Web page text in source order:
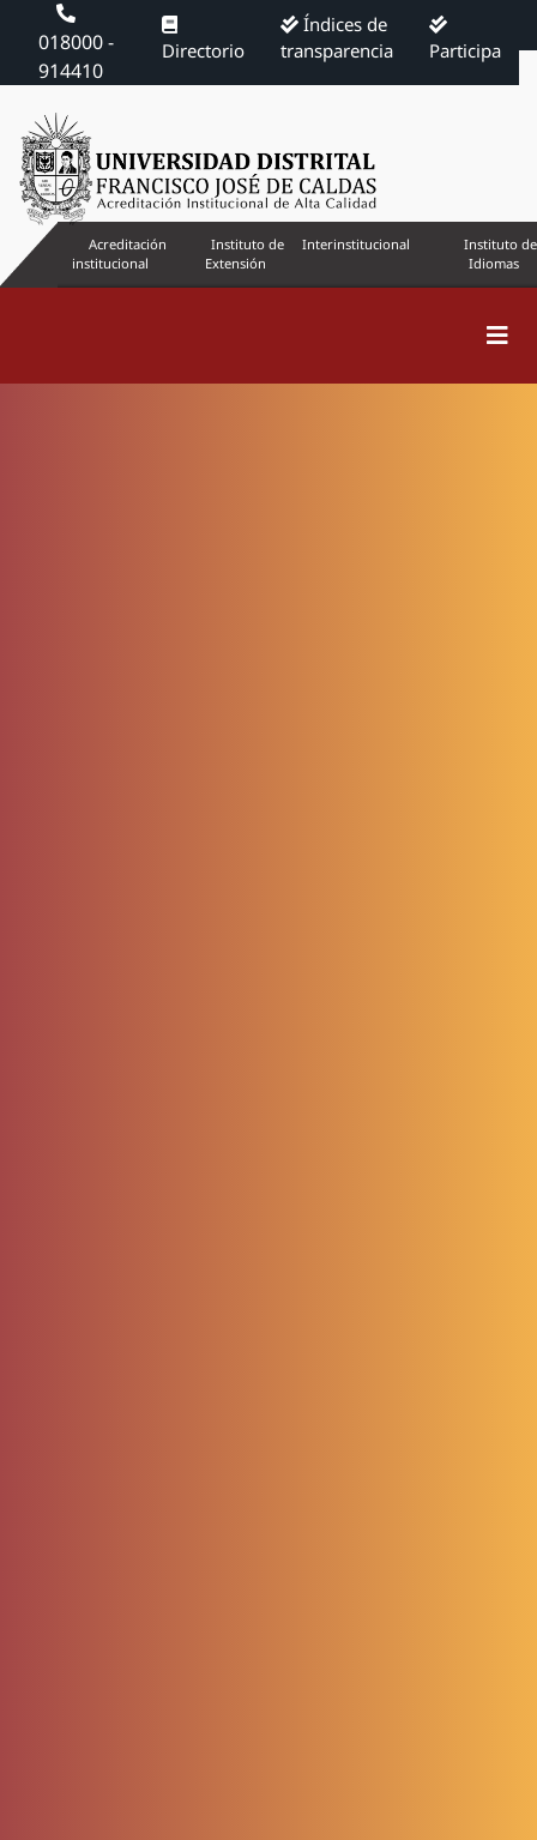
018000 -
914410
Directorio
Índices de
transparencia
Participa
Acreditación
institucional
Instituto de
Extensión
Interinstitucional
Instituto de
Idiomas